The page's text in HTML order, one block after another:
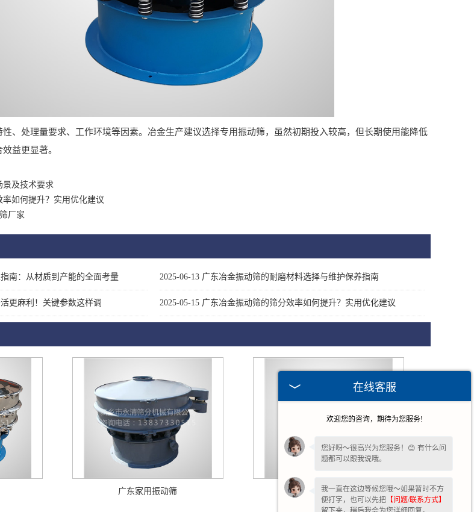
处理量要求、工作环境等因素。冶金生产建议选择专用振动筛，虽然初期投入较高，但长期使用能降低
益更显著。
景及技术要求
如何提升？实用优化建议
厂家
南：从材质到产能的全面考量 2025-06-13 广东冶金振动筛的耐磨材料选择与维护保养指南
更麻利！关键参数这样调 2025-05-15 广东冶金振动筛的筛分效率如何提升？实用优化建议
广东家用振动筛 广东食品振动筛
在线客服
欢迎您的咨询，期待为您服务!
您好呀～很高兴为您服务！😊 有什么问
题都可以跟我说哦。
我一直在这边等候您哦～如果暂时不方
便打字，也可以先把 【问题/联系方式】